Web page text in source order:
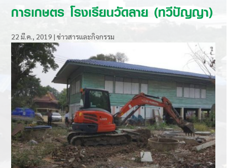
การเกษตร โรงเรียนวัดลาย (ทวีปัญญา)
22 มี.ค., 2019 |ข่าวสารและกิจกรรม